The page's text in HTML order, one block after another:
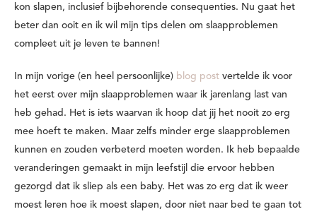
kon slapen, inclusief bijbehorende consequenties. Nu gaat het
beter dan ooit en ik wil mijn tips delen om slaapproblemen
compleet uit je leven te bannen!
In mijn vorige (en heel persoonlijke) blog post vertelde ik voor
het eerst over mijn slaapproblemen waar ik jarenlang last van
heb gehad. Het is iets waarvan ik hoop dat jij het nooit zo erg
mee hoeft te maken. Maar zelfs minder erge slaapproblemen
kunnen en zouden verbeterd moeten worden. Ik heb bepaalde
veranderingen gemaakt in mijn leefstijl die ervoor hebben
gezorgd dat ik sliep als een baby. Het was zo erg dat ik weer
moest leren hoe ik moest slapen, door niet naar bed te gaan tot